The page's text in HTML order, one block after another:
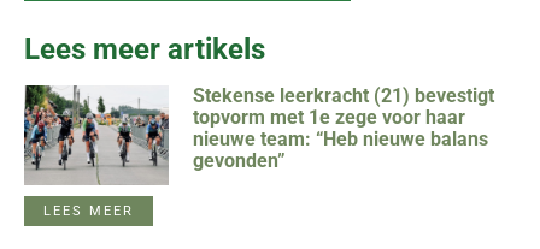
Lees meer artikels
Stekense leerkracht (21) bevestigt
topvorm met 1e zege voor haar
nieuwe team: “Heb nieuwe balans
gevonden”
LEES MEER